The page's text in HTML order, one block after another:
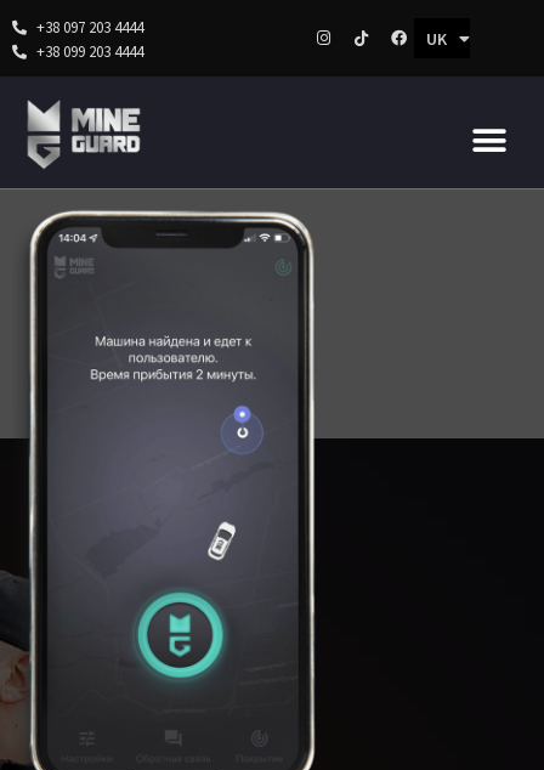
Перейти
вмісту
+38 097 203 4444
+38 099 203 4444
UK
RU